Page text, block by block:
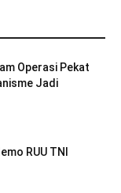
Operasi Pekat
Jadi
RUU TNI